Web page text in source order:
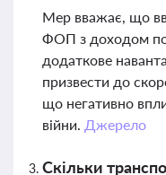
Мер вважає, що
ФОП з доходом
додаткове
призвести до
що негативно
війни. Джерело
Скільки